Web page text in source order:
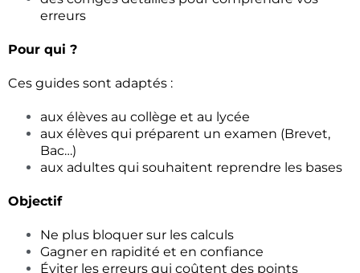
erreurs
Pour qui ?
Ces guides sont adaptés :
aux élèves au collège et au lycée
aux élèves qui préparent un examen (Brevet,
Bac…)
aux adultes qui souhaitent reprendre les bases
Objectif
Ne plus bloquer sur les calculs
Gagner en rapidité et en confiance
Éviter les erreurs qui coûtent des points